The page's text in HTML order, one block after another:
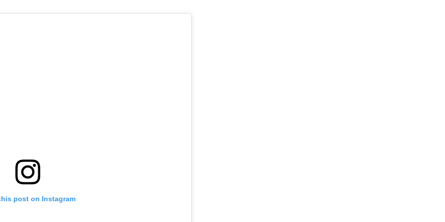
post on Instagram